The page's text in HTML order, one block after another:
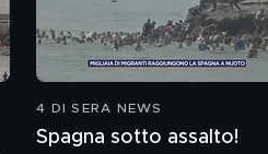
4 DI SERA NEWS
Spagna sotto assalto!